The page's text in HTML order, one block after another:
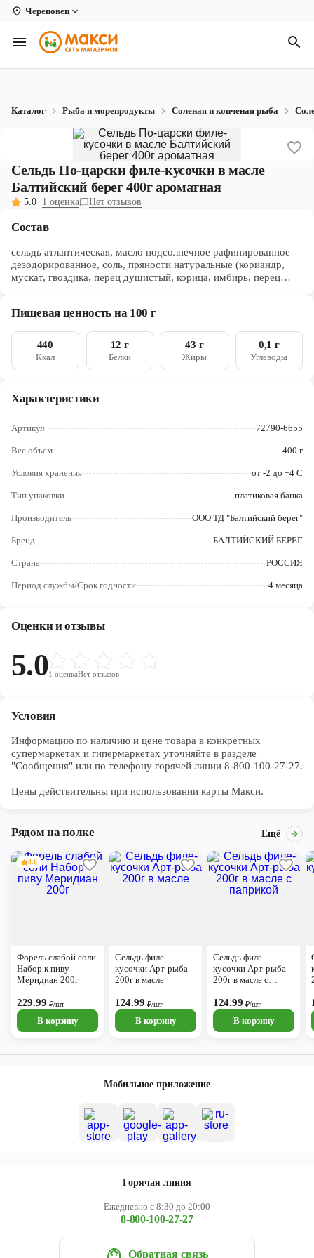
Череповец
Вологда
Архангельск
Коряжма
Котлас
Рыбинск
Череповец
Ярославль
Каталог Рыба и морепродукты Соленая и копченая рыба
Сельдь По-царски филе-кусочки в масле
Балтийский берег 400г ароматная
5.0 1 оценка Нет отзывов
Состав
сельдь атлантическая, масло подсолнечное рафинированное
дезодорированное, соль, пряности натуральные (кориандр,
мускат, гвоздика, перец душистый, корица, имбирь, перец
Пищевая ценность на 100 г
440
Ккал
12 г
Белки
43 г
Жиры
0,1 г
Углеводы
Характеристики
Артикул 72790-6655
Вес,объем 400 г
Условия хранения от -2 до +4 С
Тип упаковки платиковая банка
Производитель ООО ТД "Балтийский берег"
Бренд БАЛТИЙСКИЙ БЕРЕГ
Страна РОССИЯ
Период службы/Срок годности 4 месяца
Оценки и отзывы
5.01 оценкаНет отзывов
Условия
Информацию по наличию и цене товара в конкретных
супермаркетах и гипермаркетах уточняйте в разделе
"Сообщения" или по телефону горячей линии 8-800-100-27-27.
Цены действительны при использовании карты Макси.
Рядом на полке Ещё
4.8
Форель слабой соли
Набор к пиву
Меридиан 200г
229.99 ₽/шт
В корзину
Сельдь филе-
кусочки Арт-рыба
200г в масле
124.99 ₽/шт
В корзину
Сельдь филе-
кусочки Арт-рыба
200г в масле с
124.99 ₽/шт
В корзину
Мобильное приложение
Горячая линия
Ежедневно с 8:30 до 20:00
8-800-100-27-27
Обратная связь